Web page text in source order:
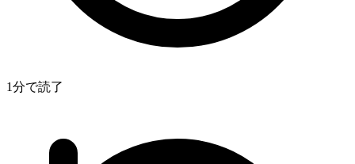
1分で読了